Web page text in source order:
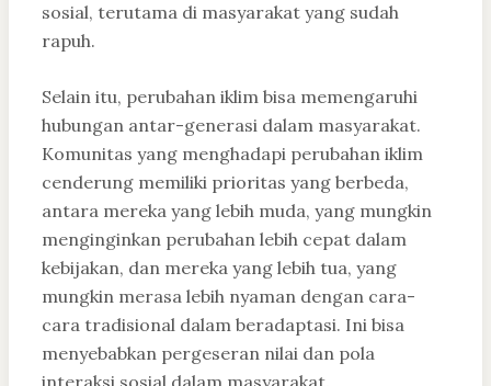
sosial, terutama di masyarakat yang sudah
rapuh.
Selain itu, perubahan iklim bisa memengaruhi
hubungan antar-generasi dalam masyarakat.
Komunitas yang menghadapi perubahan iklim
cenderung memiliki prioritas yang berbeda,
antara mereka yang lebih muda, yang mungkin
menginginkan perubahan lebih cepat dalam
kebijakan, dan mereka yang lebih tua, yang
mungkin merasa lebih nyaman dengan cara-
cara tradisional dalam beradaptasi. Ini bisa
menyebabkan pergeseran nilai dan pola